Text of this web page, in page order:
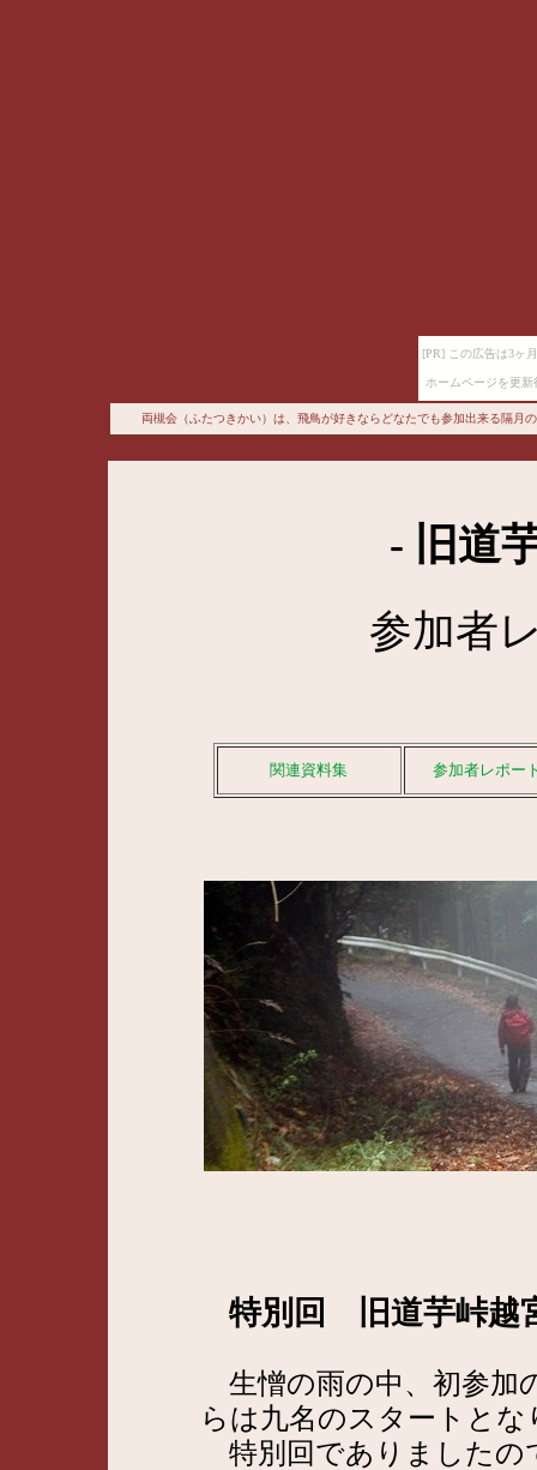
[PR] この広告は3ヶ
ホームページを更
両槻会（ふたつきかい）は、飛鳥が好きならどなたでも参加出来る隔
- 旧道
参加者
関連資料集 参加者レポー
特別回 旧道芋峠越
生憎の雨の中、初参加
らは九名のスタートとな
特別回でありましたの